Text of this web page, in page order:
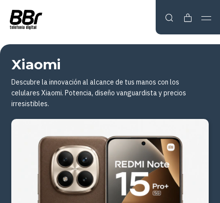
Xiaomi
Descubre la innovación al alcance de tus manos con los
celulares Xiaomi. Potencia, diseño vanguardista y precios
irresistibles.